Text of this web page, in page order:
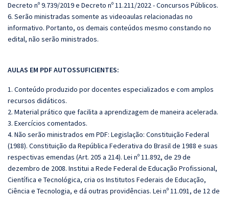
Decreto nº 9.739/2019 e Decreto nº 11.211/2022 - Concursos Públicos.
6. Serão ministradas somente as videoaulas relacionadas no
informativo. Portanto, os demais conteúdos mesmo constando no
edital, não serão ministrados.
AULAS EM PDF AUTOSSUFICIENTES:
1. Conteúdo produzido por docentes especializados e com amplos
recursos didáticos.
2. Material prático que facilita a aprendizagem de maneira acelerada.
3. Exercícios comentados.
4. Não serão ministrados em PDF: Legislação: Constituição Federal
(1988). Constituição da República Federativa do Brasil de 1988 e suas
respectivas emendas (Art. 205 a 214). Lei nº 11.892, de 29 de
dezembro de 2008. Institui a Rede Federal de Educação Profissional,
Científica e Tecnológica, cria os Institutos Federais de Educação,
Ciência e Tecnologia, e dá outras providências. Lei nº 11.091, de 12 de